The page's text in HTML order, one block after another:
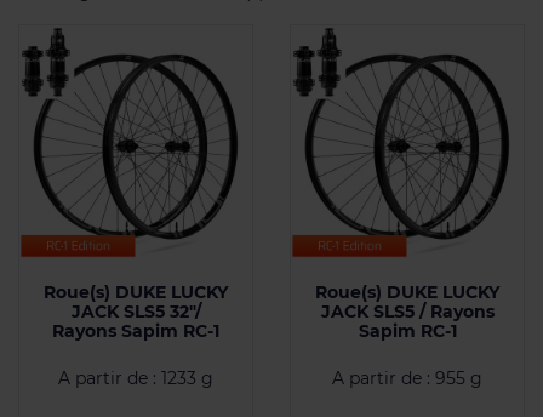
Roue(s) DUKE LUCKY
JACK SLS5 32"/
Rayons Sapim RC-1
A partir de : 1233 g
Roue(s) DUKE LUCKY
JACK SLS5 / Rayons
Sapim RC-1
A partir de : 955 g